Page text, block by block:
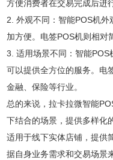
方便消费者在交易完成后进
2. 外观不同：智能POS机
加方便。电签POS机则相对
3. 适用场景不同：智能POS
可以提供全方位的服务。电
金融、保险等行业。
总的来说，拉卡拉微智能
下结合的场景，提供多样化
适用于线下实体店铺，提供
据自身业务需求和交易场景